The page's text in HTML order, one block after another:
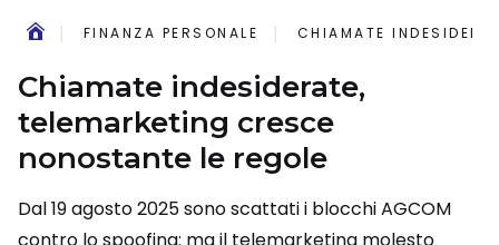
FINANZA PERSONALE CHIAMATE
Chiamate indesiderate,
telemarketing cresce
nonostante le regole
Dal 19 agosto 2025 sono scattati i blocchi AGCOM